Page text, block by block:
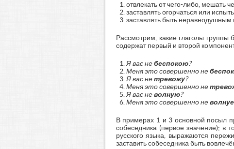
отвлекать от чего-либо, мешать
заставлять огорчаться или
заставлять быть неравнодушным
Рассмотрим, какие глаголы группы
содержат первый и второй
Я вас небеспокою?
Меня это совершенно не
Я вас нетревожу?
Меня это совершенно не
Я вас неволную?
Меня это совершенно не
В примерах 1 и 3 основной посыл
собеседника (первое значение); в
русского языка, выражаются
заставить собеседника быть